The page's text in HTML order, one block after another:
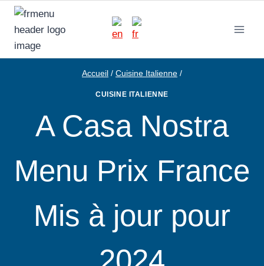
Aller
contenu
Accueil / Cuisine Italienne /
CUISINE ITALIENNE
A Casa Nostra
Menu Prix France
Mis à jour pour